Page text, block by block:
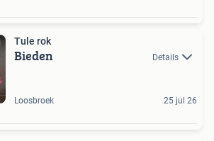
Tule rok
Bieden Details
Loosbroek 25 jul 26